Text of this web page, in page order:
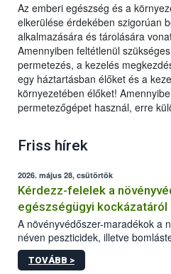
Az emberi egészség és a
elkerülése érdekében szigorúan
alkalmazására és tárolására
Amennyiben feltétlenül
permetezés, a kezelés
egy háztartásban élőket és a
környezetében élőket!
permetezőgépet használ, erre
Friss hírek
2026. május 28, csütörtök
Kérdezz-felelek a
egészségügyi kockázatáról
A növényvédőszer-maradékok a
néven peszticidek, illetve
melyek a terményekben vagy
szüretelést, illetve tárolást
TOVÁBB >